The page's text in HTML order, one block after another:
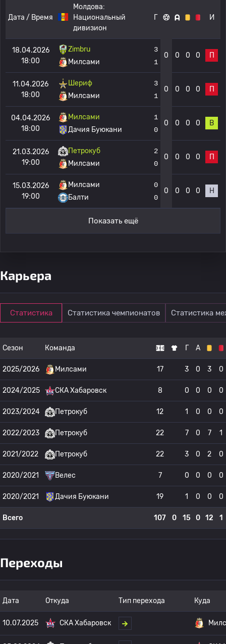
Дата / Время
Молдова:
Национальный
дивизион
Г И
18.04.2026
18:00
Zimbru
Милсами
3
1
0 0 0 0 П
11.04.2026
18:00
Шериф
Милсами
3
1
0 0 0 0 П
04.04.2026
18:00
Милсами
Дачия Буюкани
1
0
0 0 0 0 В
21.03.2026
19:00
Петрокуб
Милсами
2
0
0 0 0 0 П
15.03.2026
19:00
Милсами
Балти
0
0
0 0 0 0 Н
Показать ещё
Карьера
Статистика Статистика чемпионатов Статистика
Сезон Команда Г А
2025/2026 Милсами 17 3 0 3 0
2024/2025 СКА Хабаровск 8 0 0 0 0
2023/2024 Петрокуб 12 1 0 0 0
2022/2023 Петрокуб 22 7 0 7 1
2021/2022 Петрокуб 22 3 0 2 0
2020/2021 Велес 7 0 0 0 0
2020/2021 Дачия Буюкани 19 1 0 0 0
Всего 107 0 15 0 12 1
Переходы
Дата Откуда Тип перехода Куда
10.07.2025 СКА Хабаровск